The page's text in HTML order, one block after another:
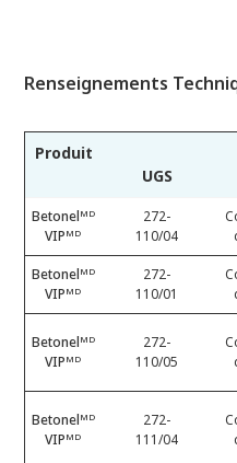
Renseignements
Produit
UGS
Betonelᴹᴰ
VIPᴹᴰ
272-
110/04
Betonelᴹᴰ
VIPᴹᴰ
272-
110/01
Betonelᴹᴰ
VIPᴹᴰ
272-
110/05
Betonelᴹᴰ
VIPᴹᴰ
272-
111/04